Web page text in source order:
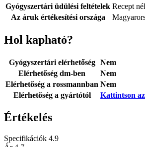
Gyógyszertári üdülési feltételek Recept
Az áruk értékesítési országa
Hol kapható?
Gyógyszertári elérhetőség
Nem
Elérhetőség dm-ben
Nem
Elérhetőség a rossmannban Nem
Elérhetőség a gyártótól
Kattintson az
Értékelés
Specifikációk 4.9